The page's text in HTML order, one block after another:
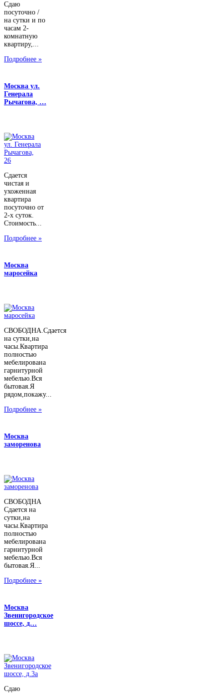
Сдаю
посуточно /
на сутки и по
часам 2-
комнатную
квартиру,...
Подробнее »
Москва ул.
Генерала
Рычагова, …
Сдается
чистая и
ухоженная
квартира
посуточно от
2-х суток.
Стоимость...
Подробнее »
Москва
маросейка
СВОБОДНА.Сдается
на сутки,на
часы.Квартира
полностью
мебелирована
гарнитурной
мебелью.Вся
бытовая.Я
рядом,покажу...
Подробнее »
Москва
заморенова
СВОБОДНА
Сдается на
сутки,на
часы.Квартира
полностью
мебелирована
гарнитурной
мебелью.Вся
бытовая.Я...
Подробнее »
Москва
Звенигородское
шоссе, д…
Сдаю